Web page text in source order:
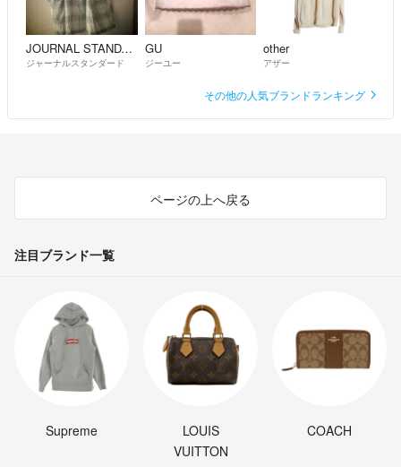
JOURNAL STANDARD
ジャーナルスタンダード
GU
ジーユー
other
アザー
その他の人気ブランドランキング
ページの上へ戻る
注目ブランド一覧
Supreme
LOUIS
VUITTON
COACH